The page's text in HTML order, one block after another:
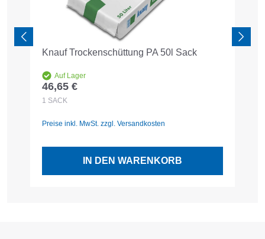
Knauf Trockenschüttung PA 50l Sack
Auf Lager
Regulärer Preis:
46,65 €
1 SACK
Preise inkl. MwSt. zzgl. Versandkosten
IN DEN WARENKORB